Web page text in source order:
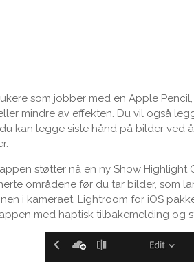
som jobber med en Apple
mindre av effekten. Du vil også
kan legge siste hånd på bilder ved
støtter nå en ny Show
områdene før du tar bilder, som
i kameraet. Lightroom for iOS
med haptisk tilbakemelding og